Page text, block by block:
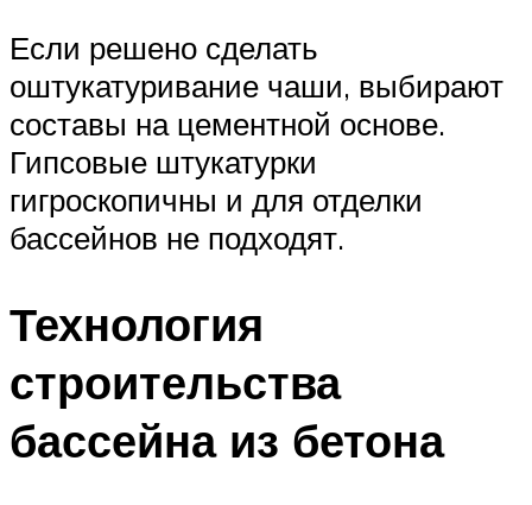
Если решено сделать
оштукатуривание чаши, выбирают
составы на цементной основе.
Гипсовые штукатурки
гигроскопичны и для отделки
бассейнов не подходят.
Технология
строительства
бассейна из бетона